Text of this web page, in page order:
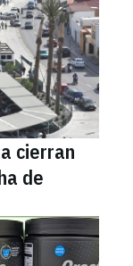
cierran
de